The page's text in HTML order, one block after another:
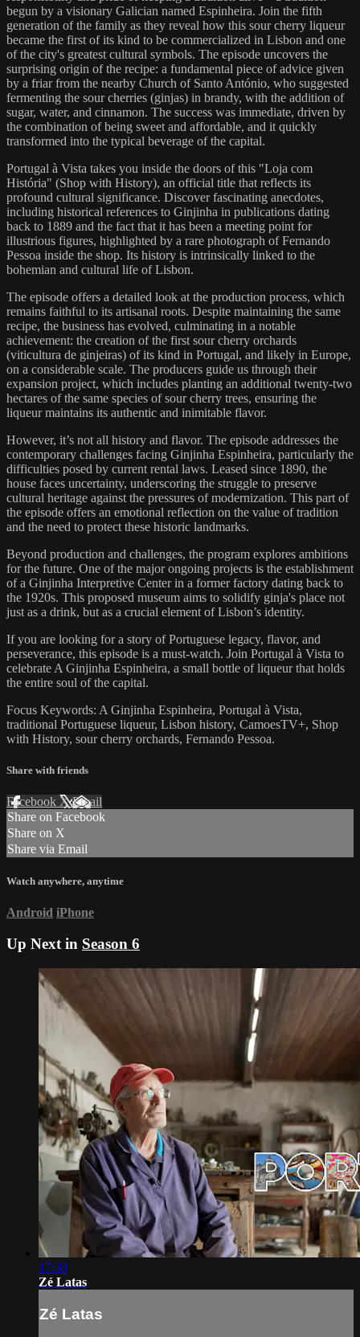
begun by a visionary Galician named Espinheira. Join the fifth
generation of the family as they reveal how this sour cherry liqueur
became the first of its kind to be commercialized in Lisbon and one
of the city's greatest cultural symbols. The episode uncovers the
surprising origin of the recipe: a fundamental piece of advice given
by a friar from the nearby Church of Santo António, who suggested
fermenting the sour cherries (ginjas) in brandy, with the addition of
sugar, water, and cinnamon. The success was immediate, driven by
the combination of being sweet and affordable, and it quickly
transformed into the typical beverage of the capital.
Portugal à Vista takes you inside the doors of this "Loja com
História" (Shop with History), an official title that reflects its
profound cultural significance. Discover fascinating anecdotes,
including historical references to Ginjinha in publications dating
back to 1889 and the fact that it has been a meeting point for
illustrious figures, highlighted by a rare photograph of Fernando
Pessoa inside the shop. Its history is intrinsically linked to the
bohemian and cultural life of Lisbon.
The episode offers a detailed look at the production process, which
remains faithful to its artisanal roots. Despite maintaining the same
recipe, the business has evolved, culminating in a notable
achievement: the creation of the first sour cherry orchards
(viticultura de ginjeiras) of its kind in Portugal, and likely in Europe,
on a considerable scale. The producers guide us through their
expansion project, which includes planting an additional twenty-two
hectares of the same species of sour cherry trees, ensuring the
liqueur maintains its authentic and inimitable flavor.
However, it’s not all history and flavor. The episode addresses the
contemporary challenges facing Ginjinha Espinheira, particularly the
difficulties posed by current rental laws. Leased since 1890, the
house faces uncertainty, underscoring the struggle to preserve
cultural heritage against the pressures of modernization. This part of
the episode offers an emotional reflection on the value of tradition
and the need to protect these historic landmarks.
Beyond production and challenges, the program explores ambitions
for the future. One of the major ongoing projects is the establishment
of a Ginjinha Interpretive Center in a former factory dating back to
the 1920s. This proposed museum aims to solidify ginja's place not
just as a drink, but as a crucial element of Lisbon’s identity.
If you are looking for a story of Portuguese legacy, flavor, and
perseverance, this episode is a must-watch. Join Portugal à Vista to
celebrate A Ginjinha Espinheira, a small bottle of liqueur that holds
the entire soul of the capital.
Focus Keywords: A Ginjinha Espinheira, Portugal à Vista,
traditional Portuguese liqueur, Lisbon history, CamoesTV+, Shop
with History, sour cherry orchards, Fernando Pessoa.
Share with friends
Facebook XEmail
Share on Facebook
Share on X
Share via Email
Watch anywhere, anytime
Android iPhone
Up Next in Season 6
17:30
Zé Latas
Zé Latas